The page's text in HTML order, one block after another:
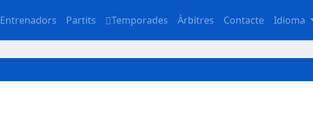
Entrenadors Partits Temporades Àrbitres Contacte Idioma